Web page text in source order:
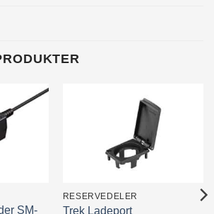
SM-
RESERVEDELER
Trek Ladeport